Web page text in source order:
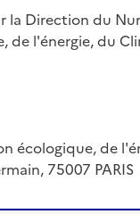
la Direction du
de l'énergie, du
écologique, de
75007 PARIS